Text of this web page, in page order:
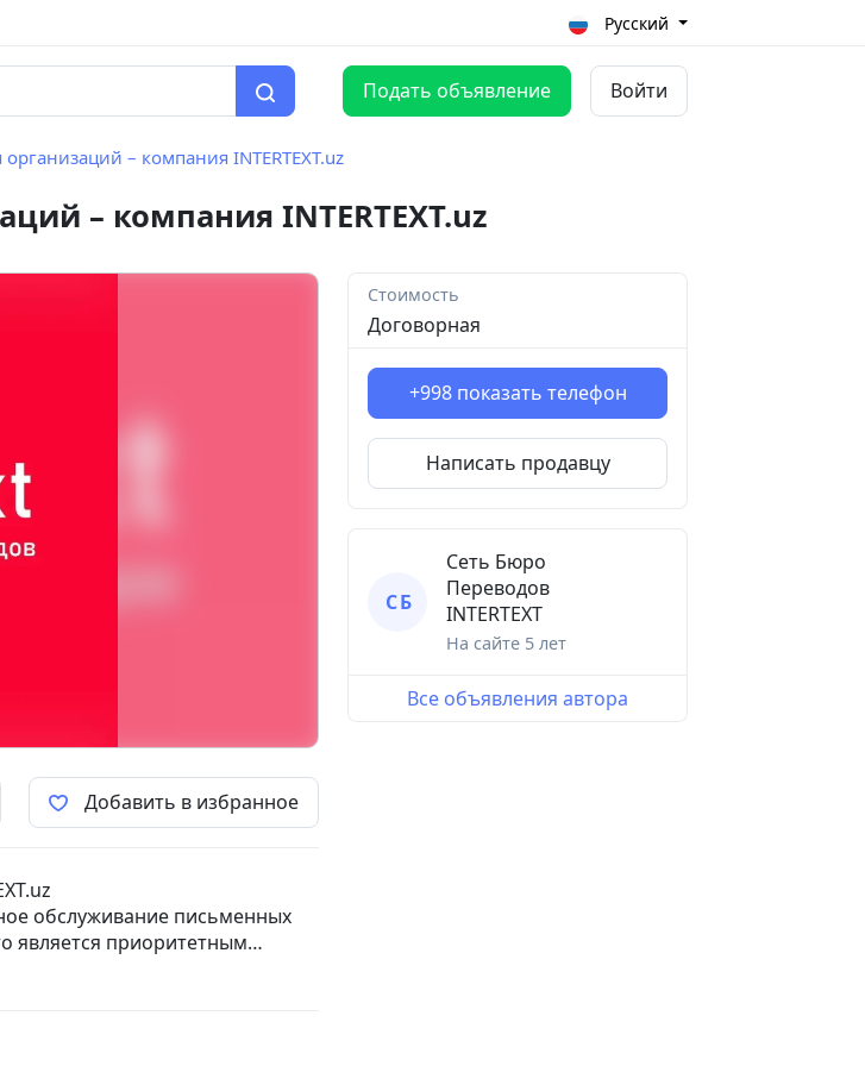
Русский
Подать объявление Войти
– компания INTERTEXT.uz
– компания INTERTEXT.uz
Добавить в избранное
обслуживание письменных
является приоритетным
как устный перевод
сопровождение
Стоимость
Договорная
+998 показать телефон
Написать продавцу
С Б
Сеть Бюро
Переводов
INTERTEXT
На сайте 5 лет
Все объявления автора